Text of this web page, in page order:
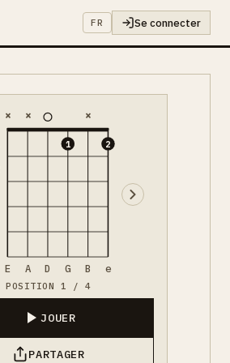
FR Se connecter
× × ×
1 2
E A D G B e
POSITION 1 / 4
JOUER
PARTAGER